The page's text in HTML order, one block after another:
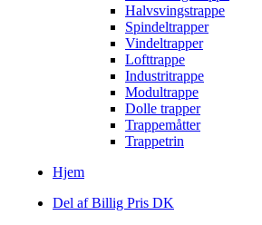
Halvsvingstrappe
Spindeltrapper
Vindeltrapper
Lofttrappe
Industritrappe
Modultrappe
Dolle trapper
Trappemåtter
Trappetrin
Hjem
Del af Billig Pris DK